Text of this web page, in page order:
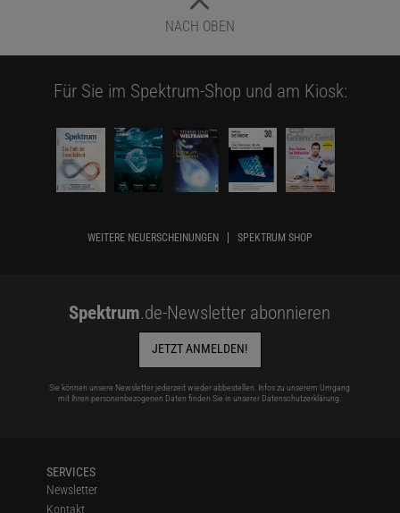
NACH OBEN
Für Sie im Spektrum-Shop und am Kiosk:
WEITERE NEUERSCHEINUNGEN SPEKTRUM SHOP
Spektrum.de-Newsletter abonnieren
JETZT ANMELDEN!
Sie können unsere Newsletter jederzeit wieder abbestellen. Infos zu unserem Umgang
mit Ihren personenbezogenen Daten finden Sie in unserer Datenschutzerklärung
SERVICES
Newsletter
Kontakt